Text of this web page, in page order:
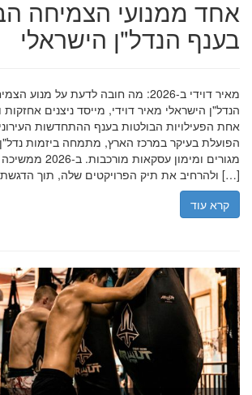
אחד ממנועי הצמיחה
בענף הנדל"ן הישראלי
מאיר דוידי ב-2026: מה חובה לדעת על
הנדל"ן הישראלי מאיר דוידי, מייסד ניצנים אחזקות
אחת הפעילויות הבולטות בענף ההתחדשות
הפועלת בעיקר במרכז הארץ, מתמחה ביזמות נדל"ן,
מגורים ומימון
ולהרחיב את תיק הפרויקטים שלה, תוך הדגשת ערכי […]
קרא עוד